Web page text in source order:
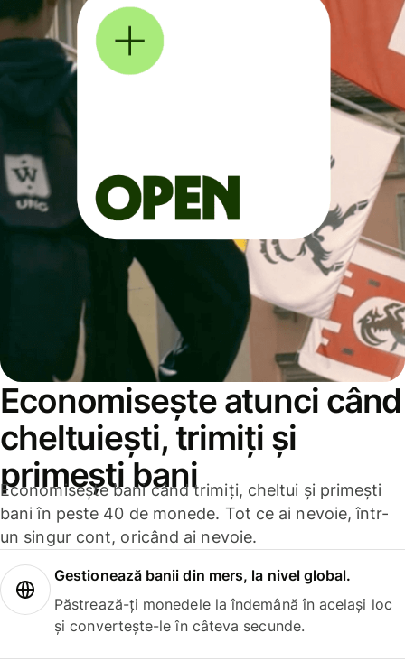
Economisește atunci când
cheltuiești, trimiți și
primești bani
Economisește bani când trimiți, cheltui și primești
bani în peste 40 de monede. Tot ce ai nevoie, într-
un singur cont, oricând ai nevoie.
Gestionează banii din mers, la nivel global.
Păstrează-ți monedele la îndemână în același loc
și convertește-le în câteva secunde.